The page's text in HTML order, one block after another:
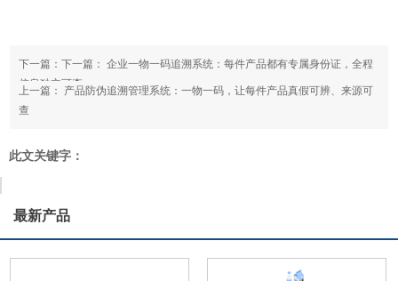
下一篇：下一篇：企业一物一码追溯系统：每件产品都有专属身份证，全程
信息独立可查
上一篇： 产品防伪追溯管理系统：一物一码，让每件产品真假可辨、来源可
查
此文关键字：
最新产品